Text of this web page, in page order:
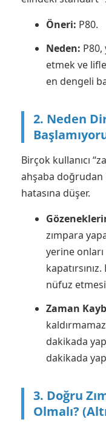
Öneri: P80.
Neden:
etmek ve
en dengeli
2. Neden
Birçok kullanıcı
ahşaba doğrudan
hatasına düşer.
zımpara
yerine
nüfuz
Zaman
dakikada
dakikada
3. Doğru
Olmalı?